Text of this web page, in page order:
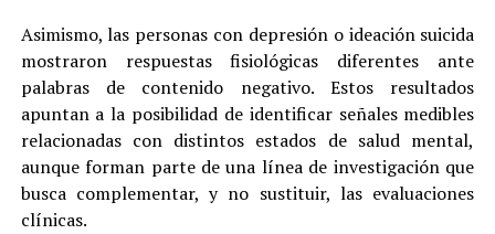
Asimismo, las personas con depresión o ideación suicida
mostraron respuestas fisiológicas diferentes ante
palabras de contenido negativo. Estos resultados
apuntan a la posibilidad de identificar señales medibles
relacionadas con distintos estados de salud mental,
aunque forman parte de una línea de investigación que
busca complementar, y no sustituir, las evaluaciones
clínicas.